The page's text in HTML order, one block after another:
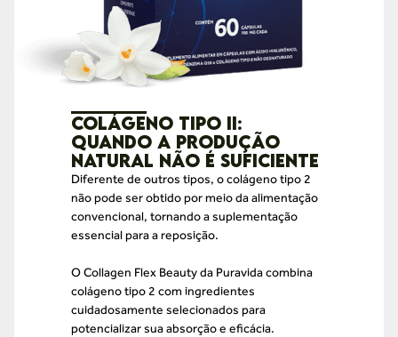
Colágeno Tipo II:
quando a produção
natural não é suficiente
Diferente de outros tipos, o colágeno tipo 2
não pode ser obtido por meio da alimentação
convencional, tornando a suplementação
essencial para a reposição.
O Collagen Flex Beauty da Puravida combina
colágeno tipo 2 com ingredientes
cuidadosamente selecionados para
potencializar sua absorção e eficácia.